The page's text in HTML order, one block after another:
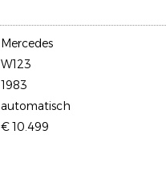
Mercedes
W123
1983
automatisch
€ 10.499